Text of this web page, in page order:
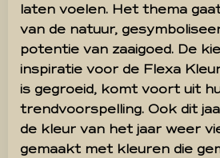
laten voelen. Het thema
van de natuur,
potentie van zaaigoed. De
inspiratie voor de Flexa
is gegroeid, komt voort uit
trendvoorspelling. Ook dit
de kleur van het jaar weer
gemaakt met kleuren die